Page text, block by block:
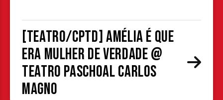
[TEATRO/CPTD] Amélia é que
era mulher de verdade @
Teatro Paschoal Carlos
Magno